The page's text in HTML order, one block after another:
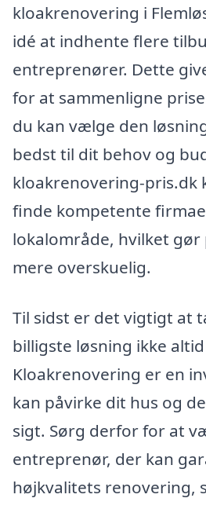
kloakrenovering i
idé at indhente flere
entreprenører. Dette
for at sammenligne
du kan vælge den
bedst til dit behov og
kloakrenovering-pris.dk
finde kompetente
lokalområde, hvilket gør
mere overskuelig.
Til sidst er det vigtigt at
billigste løsning ikke
Kloakrenovering er en
kan påvirke dit hus og
sigt. Sørg derfor for at
entreprenør, der kan
højkvalitets renovering,